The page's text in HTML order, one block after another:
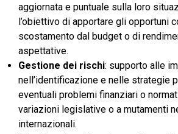
aggiornata e puntuale sulla loro
l’obiettivo di apportare gli opportuni
scostamento dal budget o di
aspettative.
Gestione dei rischi: supporto alle
nell’identificazione e nelle strategie
eventuali problemi finanziari o
variazioni legislative o a mutamenti
internazionali.